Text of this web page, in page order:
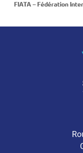
FIATA – Fédération